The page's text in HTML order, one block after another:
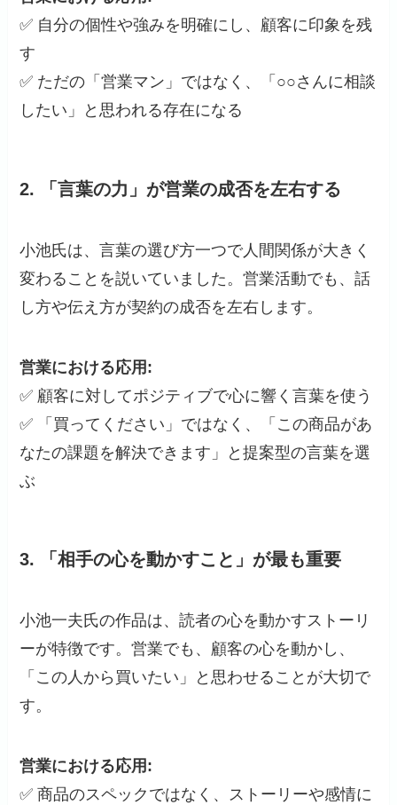
✅ 自分の個性や強みを明確にし、顧客に印象を残
す
✅ ただの「営業マン」ではなく、「○○さんに相談
したい」と思われる存在になる
2. 「言葉の力」が営業の成否を左右する
小池氏は、言葉の選び方一つで人間関係が大きく
変わることを説いていました。営業活動でも、話
し方や伝え方が契約の成否を左右します。
営業における応用:
✅ 顧客に対してポジティブで心に響く言葉を使う
✅ 「買ってください」ではなく、「この商品があ
なたの課題を解決できます」と提案型の言葉を選
ぶ
3. 「相手の心を動かすこと」が最も重要
小池一夫氏の作品は、読者の心を動かすストーリ
ーが特徴です。営業でも、顧客の心を動かし、
「この人から買いたい」と思わせることが大切で
す。
営業における応用:
✅ 商品のスペックではなく、ストーリーや感情に